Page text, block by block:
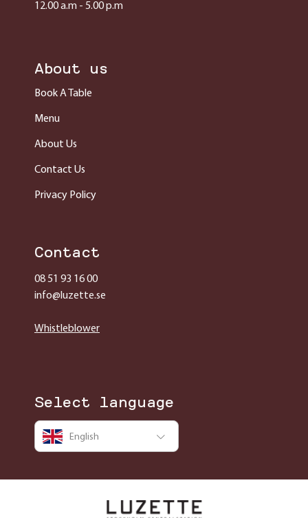
12.00 a.m - 5.00 p.m
About us
Book A Table
Menu
About Us
Contact Us
Privacy Policy
Contact
08 51 93 16 00
info@luzette.se
Whistleblower
Select language
English